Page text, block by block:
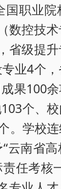
国职业院
数控技
省级提
业4个
果100
个、
。学校
云南省
任考核